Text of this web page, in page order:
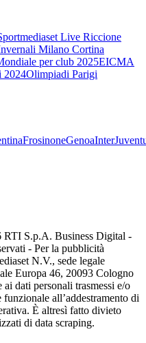
Live Riccione
Milano Cortina
per club 2025EICMA
2024Olimpiadi Parigi
FrosinoneGenoaInter
RTI S.p.A. Business Digital -
- Per la pubblicità
N.V., sede legale
Europa 46, 20093 Cologno
dati personali trasmessi e/o
all’addestramento di
È altresì fatto divieto
di data scraping.